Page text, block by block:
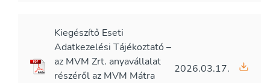
Kiegészítő Eseti
Adatkezelési Tájékoztató –
az MVM Zrt. anyavállalat
részéről az MVM Mátra
2026.03.17.